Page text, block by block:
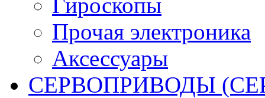
Прочая электроника
Аксессуары
СЕРВОПРИВОДЫ